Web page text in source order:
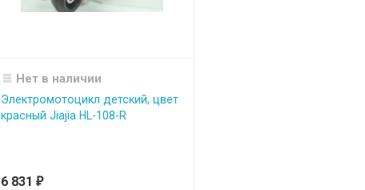
Нет в наличии
Электромотоцикл детский, цвет
красный Jiajia HL-108-R
6 831 ₽